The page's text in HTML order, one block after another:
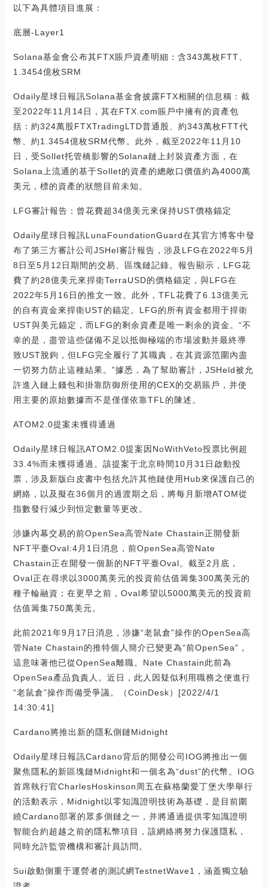
以下為具體項目進展：
底層-Layer1
Solana基金會公布其FTX賬戶資產明細：含343萬枚FTT、
1.3454億枚SRM
Odaily星球日報訊Solana基金會披露FTX相關的信息稱：截
至2022年11月14日，其在FTX.com賬戶中擁有的資產包
括：約324萬股FTXTradingLTD普通股、約343萬枚FTT代
幣、約1.3454億枚SRM代幣。此外，截至2022年11月10
日，受Sollet托管橋影響的Solana鏈上封裝資產方面，在
Solana上流通的基于Sollet的資產的總敞口價值約為4000萬
美元，標的資產的狀態目前未知。
LFG審計報告：曾花費超34億美元來保持UST價格錨定
Odaily星球日報訊LunaFoundationGuard在其官方博客中發
布了第三方審計公司JSHel審計報告，涉及LFG在2022年5月
8日至5月12日期間的交易、區塊鏈記錄。報告顯示，LFG花
費了約28億美元來捍衛TerraUSD的價格錨定，與LFG在
2022年5月16日的推文一致。此外，TFL花費了6.13億美元
的自有資金來捍衛UST的錨定。LFG的所有資金都用于捍衛
UST與美元錨定，而LFG的剩余資產是唯一剩余的資金。“不
幸的是，盡管這些儲備不足以抵御極端的市場波動并最終導
致UST脫鉤，但LFG完全履行了其職責，在其資源范圍內盡
一切努力防止這種結果。”據悉，為了幫助審計，JSHeld被允
許進入鏈上錢包和掛靠防御所使用的CEX的交易賬戶，并使
用主要的原始數據而不是僅僅依靠TFL的陳述。
ATOM2.0提案未獲得通過
Odaily星球日報訊ATOM2.0提案因NoWithVeto投票比例超
33.4%而未獲得通過。該提案于北京時間10月31日啟動投
票，涉及新版白皮書中包括允許其他鏈使用Hub來保護自己的
網絡，以及擬在36個月的過渡期之后，將每月新增ATOM從
指數發行減少到恒定數量等更改。
涉嫌內幕交易的前OpenSea高管Nate Chastain正開發新
NFT平臺Oval:4月1日消息，前OpenSea高管Nate
Chastain正在開發一個新的NFT平臺Oval。截至2月底，
Oval正在尋求以3000萬美元的投資前估值籌集300萬美元的
種子輪融資；在更早之前，Oval希望以5000萬美元的投資前
估值籌集750萬美元。
此前2021年9月17日消息，涉嫌“老鼠倉”操作的OpenSea高
管Nate Chastain的推特個人簡介已變更為“前OpenSea”，
這意味著他已從OpenSea離職。Nate Chastain此前為
OpenSea產品負責人。近日，此人因疑似利用職務之便進行
“老鼠倉”操作而備受爭議。（CoinDesk）[2022/4/1
14:30:41]
Cardano將推出新的隱私側鏈Midnight
Odaily星球日報訊Cardano背后的開發公司IOG將推出一個
聚焦隱私的新區塊鏈Midnight和一個名為“dust”的代幣。IOG
首席執行官CharlesHoskinson周五在蘇格蘭愛丁堡大學舉行
的活動表示，Midnight以零知識證明技術為基礎，是目前圍
繞Cardano部署的眾多側鏈之一，并將通過提供零知識證明
智能合約超越之前的隱私幣項目，該網絡將努力保護隱私，
同時允許監管機構和審計員訪問。
Sui啟動側重于運營者的測試網TestnetWave1，涵蓋獨立驗